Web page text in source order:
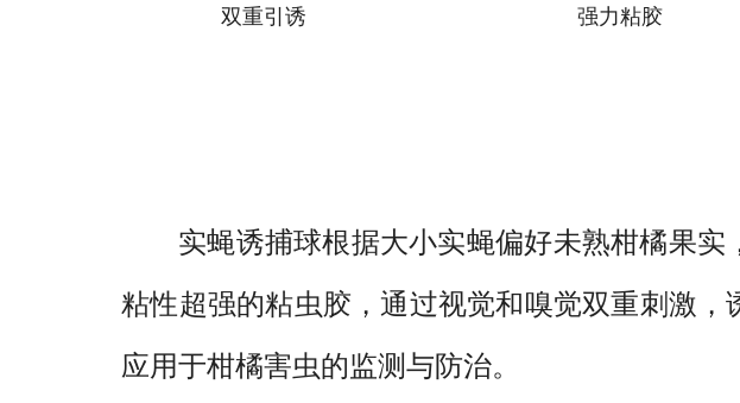
双重引诱 强力粘胶
实蝇诱捕球根据大小实蝇偏好未熟柑橘果
粘性超强的粘虫胶，通过视觉和嗅觉双重刺激
应用于柑橘害虫的监测与防治。